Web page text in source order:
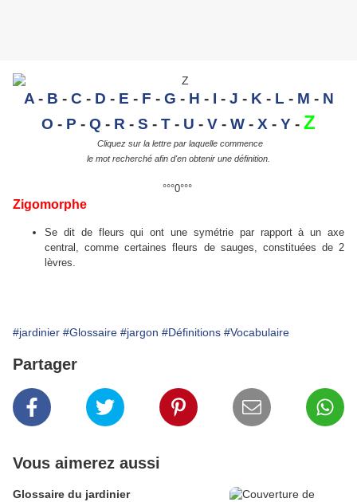
A- B - C - D - E - F - G - H - I - J - K - L - M - N
O - P - Q - R - S - T - U - V - W - X - Y - Z
Cliquez sur la lettre par laquelle commence
le mot recherché afin d'en obtenir une définition.
°°°0°°°
Zigomorphe
Se dit de fleurs qui ont une symétrie par rapport à un axe
central, comme certaines fleurs de sauges, constituées de 2
lèvres.
#jardinier #Glossaire #jargon #Définitions #Vocabulaire
Partager
Vous aimerez aussi
Glossaire du jardinier